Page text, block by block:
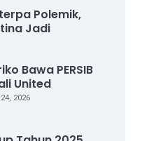
Polemik,
Jadi
Bawa PERSIB
United
2026